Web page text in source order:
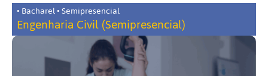
• Bacharel • Semipresencial
Engenharia Civil (Semipresencial)